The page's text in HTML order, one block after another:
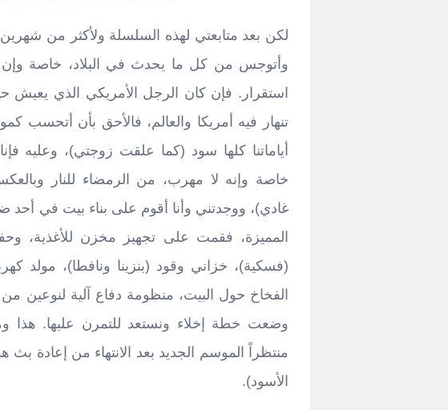
لكن بعد متابعتي لهذه السلسلة ولأكثر من
وأتوجس من كل ما يحدث في البلاد، خاصة وإن
استقرار. فإن كان الرجل الأمريكي الذي يعيش
تنهار فيه أمريكا والعالم، فالأحق بأن أتحسب
أياماتنا كلها سود (كما علقت زوجتي)، وعليه
خاصة وإنه لا مهرب، من الرمضاء للنار
غادي)، ووجدتني وأنا أقوم على بناء بيت في أحد
المميزة، فقمت على تجهيز مخزن للأغذية،
(فسكية)، خزاني وقود (بنزينا ونافطا)، مولد
الفخاخ حول البيت، منظومة دفاع آلية لنوعين
وضعت خطة إخلاء ونستعد للتمرن عليها. هذا
منتظراً الموسم الجديد بعد الانتهاء من إعادة
الأسود).